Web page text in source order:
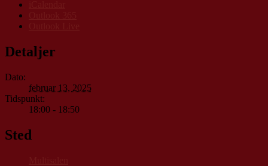
Detaljer
Dato:
februar 13, 2025
Tidspunkt:
18:00 - 18:50
Sted